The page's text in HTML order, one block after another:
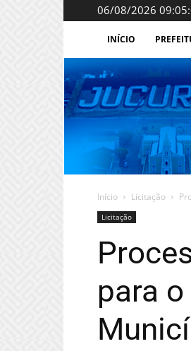
06/08/2026
INÍCIO
Início Licitação
Licitação
para